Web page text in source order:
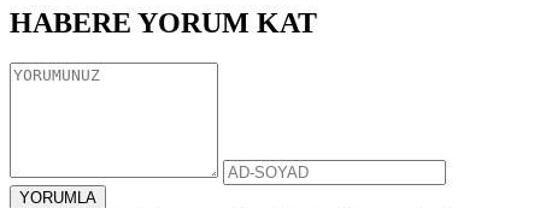
HABERE YORUM KAT